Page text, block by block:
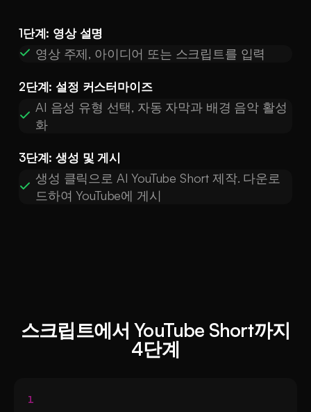
1단계: 영상 설명
영상 주제, 아이디어 또는 스크립트를 입력
2단계: 설정 커스터마이즈
AI 음성 유형 선택, 자동 자막과 배경 음악 활성
화
3단계: 생성 및 게시
생성 클릭으로 AI YouTube Short 제작. 다운로
드하여 YouTube에 게시
스크립트에서 YouTube Short까지
4단계
1